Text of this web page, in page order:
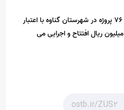
در طول دهه فجر امسال تعداد ۷۶ پروژه در شهرستان گناوه با اعتبار
یک هزار و ۳۳۹ میلیارد و ۶۵۰ میلیون ریال افتتاح و اجرایی می